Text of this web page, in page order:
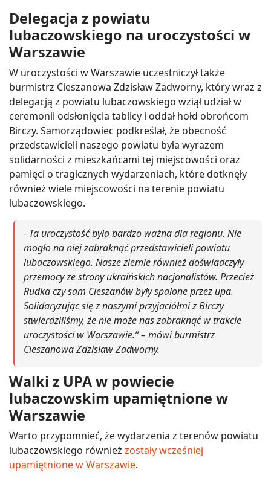
Delegacja z powiatu
lubaczowskiego na uroczystości w
Warszawie
W uroczystości w Warszawie uczestniczył także
burmistrz Cieszanowa Zdzisław Zadworny, który wraz z
delegacją z powiatu lubaczowskiego wziął udział w
ceremonii odsłonięcia tablicy i oddał hołd obrońcom
Birczy. Samorządowiec podkreślał, że obecność
przedstawicieli naszego powiatu była wyrazem
solidarności z mieszkańcami tej miejscowości oraz
pamięci o tragicznych wydarzeniach, które dotknęły
również wiele miejscowości na terenie powiatu
lubaczowskiego.
- Ta uroczystość była bardzo ważna dla regionu. Nie
mogło na niej zabraknąć przedstawicieli powiatu
lubaczowskiego. Nasze ziemie również doświadczyły
przemocy ze strony ukraińskich nacjonalistów. Przecież
Rudka czy sam Cieszanów były spalone przez upa.
Solidaryzując się z naszymi przyjaciółmi z Birczy
stwierdziliśmy, że nie może nas zabraknąć w trakcie
uroczystości w Warszawie.” – mówi burmistrz
Cieszanowa Zdzisław Zadworny.
Walki z UPA w powiecie
lubaczowskim upamiętnione w
Warszawie
Warto przypomnieć, że wydarzenia z terenów powiatu
lubaczowskiego również zostały wcześniej
upamiętnione w Warszawie.